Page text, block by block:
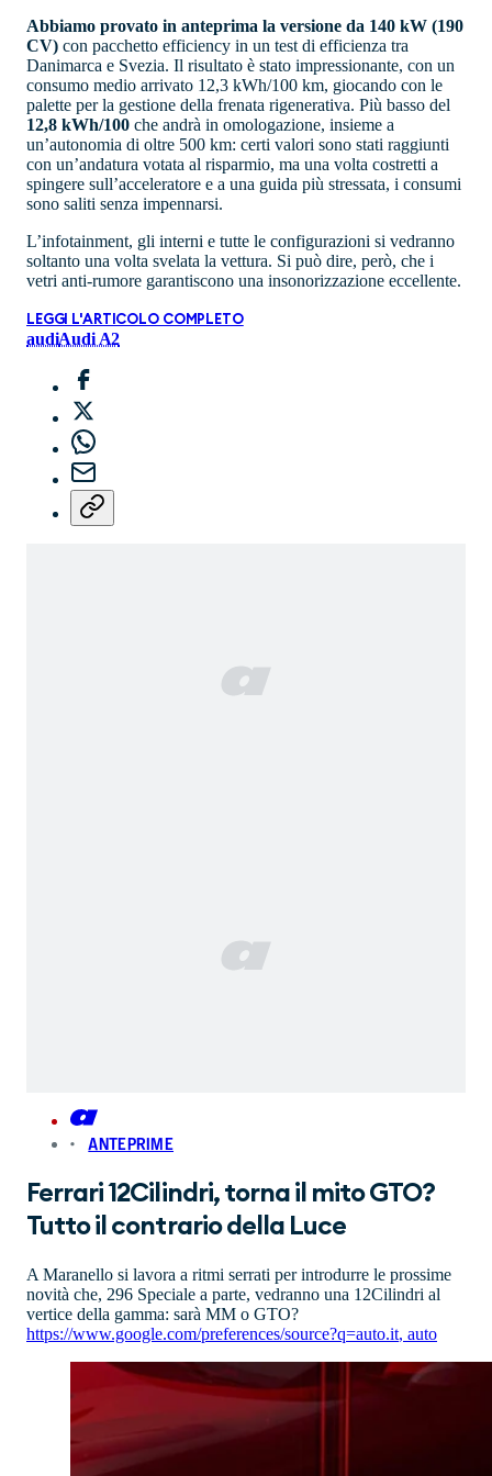
Abbiamo provato in anteprima la versione da 140 kW (190
CV) con pacchetto efficiency in un test di efficienza tra
Danimarca e Svezia. Il risultato è stato impressionante, con un
consumo medio arrivato 12,3 kWh/100 km, giocando con le
palette per la gestione della frenata rigenerativa. Più basso del
12,8 kWh/100 che andrà in omologazione, insieme a
un’autonomia di oltre 500 km: certi valori sono stati raggiunti
con un’andatura votata al risparmio, ma una volta costretti a
spingere sull’acceleratore e a una guida più stressata, i consumi
sono saliti senza impennarsi.
L’infotainment, gli interni e tutte le configurazioni si vedranno
soltanto una volta svelata la vettura. Si può dire, però, che i
vetri anti-rumore garantiscono una insonorizzazione eccellente.
LEGGI L'ARTICOLO COMPLETO
audiAudi A2
ANTEPRIME
Ferrari 12Cilindri, torna il mito GTO?
Tutto il contrario della Luce
A Maranello si lavora a ritmi serrati per introdurre le prossime
novità che, 296 Speciale a parte, vedranno una 12Cilindri al
vertice della gamma: sarà MM o GTO?
https://www.google.com/preferences/source?q=auto.it, auto